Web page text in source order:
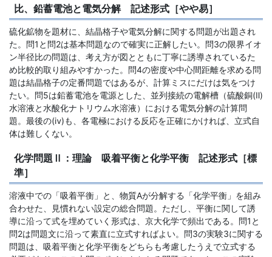
比、鉛蓄電池と電気分解 記述形式［やや易］
硫化鉱物を題材に、結晶格子や電気分解に関する問題が出題され
た。問1と問2は基本問題なので確実に正解したい。問3の限界イオ
ン半径比の問題は、考え方が図とともに丁寧に誘導されているた
め比較的取り組みやすかった。問4の密度や中心間距離を求める問
題は結晶格子の定番問題ではあるが、計算ミスにだけは気をつけ
たい。問5は鉛蓄電池を電源とした、並列接続の電解槽（硫酸銅(Ⅱ)
水溶液と水酸化ナトリウム水溶液）における電気分解の計算問
題。最後の(ⅳ)も、各電極における反応を正確にかければ、立式自
体は難しくない。
化学問題Ⅱ：理論 吸着平衡と化学平衡 記述形式［標
準］
溶液中での「吸着平衡」と、物質Aが分解する「化学平衡」を組み
合わせた、見慣れない設定の総合問題。ただし、平衡に関して誘
導に沿って式を埋めていく形式は、京大化学で頻出である。問1と
問2は問題文に沿って素直に立式すればよい。問3の実験3に関する
問題は、吸着平衡と化学平衡をどちらも考慮したうえで立式する